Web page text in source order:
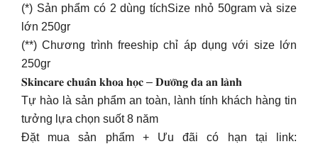
(*) Sản phẩm có 2 dùng tíchSize nhỏ 50gram và size
lớn 250gr
(**) Chương trình freeship chỉ áp dụng với size lớn
250gr
𝐒𝐤𝐢𝐧𝐜𝐚𝐫𝐞 𝐜𝐡𝐮𝐚̂̉𝐧 𝐤𝐡𝐨𝐚 𝐡𝐨̣𝐜 – 𝐃𝐮̛𝐨̛̃𝐧𝐠 𝐝𝐚 𝐚𝐧 𝐥𝐚̀𝐧𝐡
Tự hào là sản phẩm an toàn, lành tính khách hàng tin
tưởng lựa chọn suốt 8 năm
Đặt mua sản phẩm + Ưu đãi có hạn tại link: